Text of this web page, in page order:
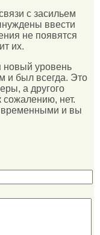
с засильем
ввести
не появятся
их.
новый уровень
и был всегда. Это
а другого
сожалению, нет.
временными и вы